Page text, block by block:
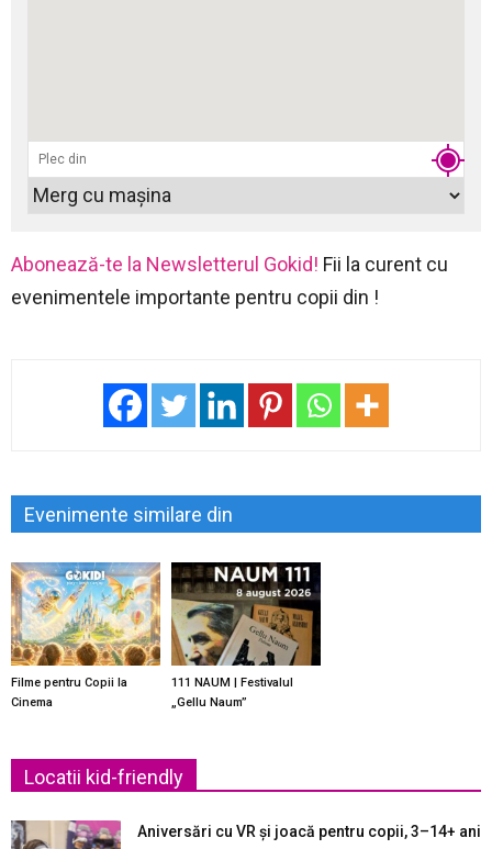
Abonează-te la Newsletterul Gokid! Fii la curent cu
evenimentele importante pentru copii din !
Evenimente similare din
Filme pentru Copii la
Cinema
111 NAUM | Festivalul
„Gellu Naum”
Locatii kid-friendly
Aniversări cu VR și joacă pentru copii, 3–14+ ani